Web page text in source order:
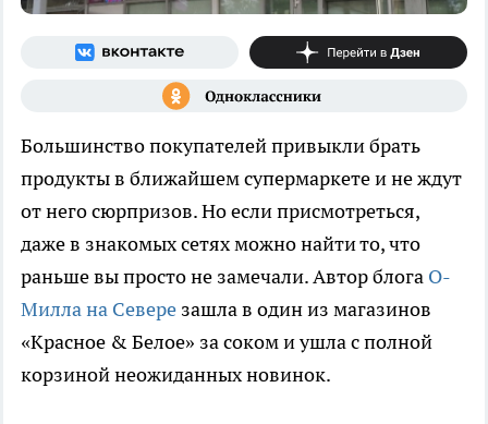
Большинство покупателей привыкли брать
продукты в ближайшем супермаркете и не ждут
от него сюрпризов. Но если присмотреться,
даже в знакомых сетях можно найти то, что
раньше вы просто не замечали. Автор блога О-
Милла на Севере зашла в один из магазинов
«Красное & Белое» за соком и ушла с полной
корзиной неожиданных новинок.